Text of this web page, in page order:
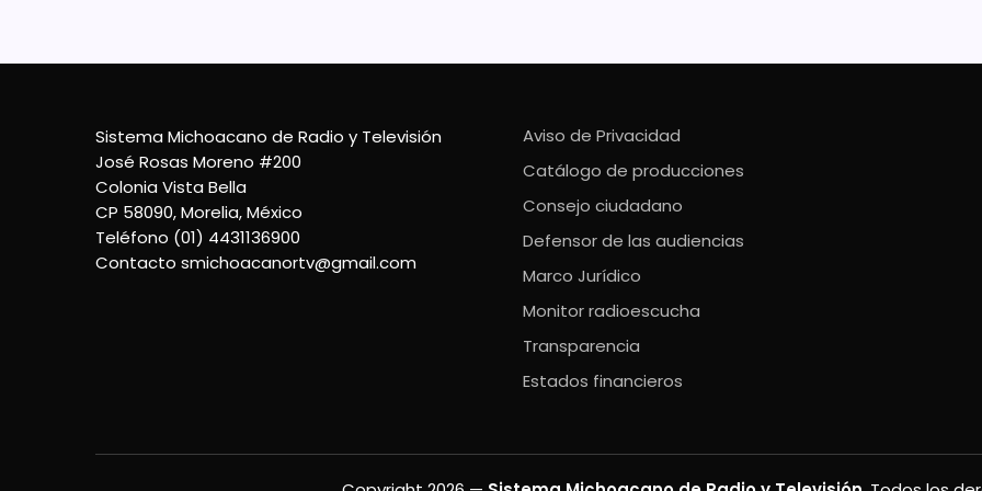
Sistema Michoacano de Radio y Televisión
José Rosas Moreno #200
Colonia Vista Bella
CP 58090, Morelia, México
Teléfono (01) 4431136900
Contacto smichoacanortv@gmail.com
Aviso de Privacidad
Catálogo de producciones
Consejo ciudadano
Defensor de las audiencias
Marco Jurídico
Monitor radioescucha
Transparencia
Estados financieros